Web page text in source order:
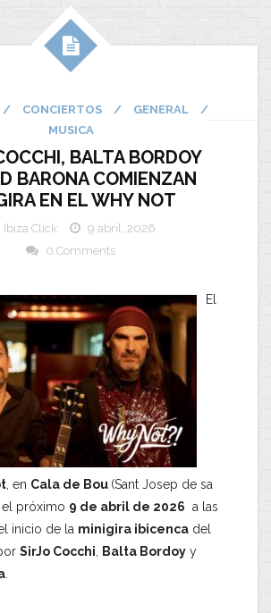
/ CONCIERTOS / GENERAL
/
MUSICA
BALTA BORDOY
BARONA COMIENZAN
EN EL WHY NOT
Ibiza Click
9 abril, 2026
0 Comments
El
, en Cala de Bou (Sant Josep de sa
el próximo 9 de abril de 2026 a las
inicio de la minigira ibicenca del
SirJo Cocchi Balta Bordoy y